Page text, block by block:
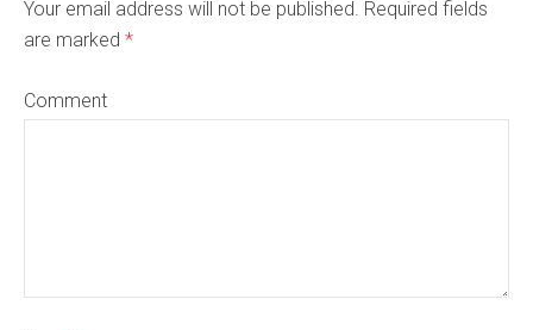
Your email address will not be published. Required fields
are marked *
Comment